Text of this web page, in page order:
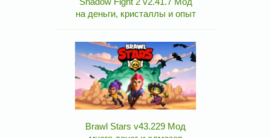
на деньги, кристаллы и опыт
Brawl Stars v43.229 Мод